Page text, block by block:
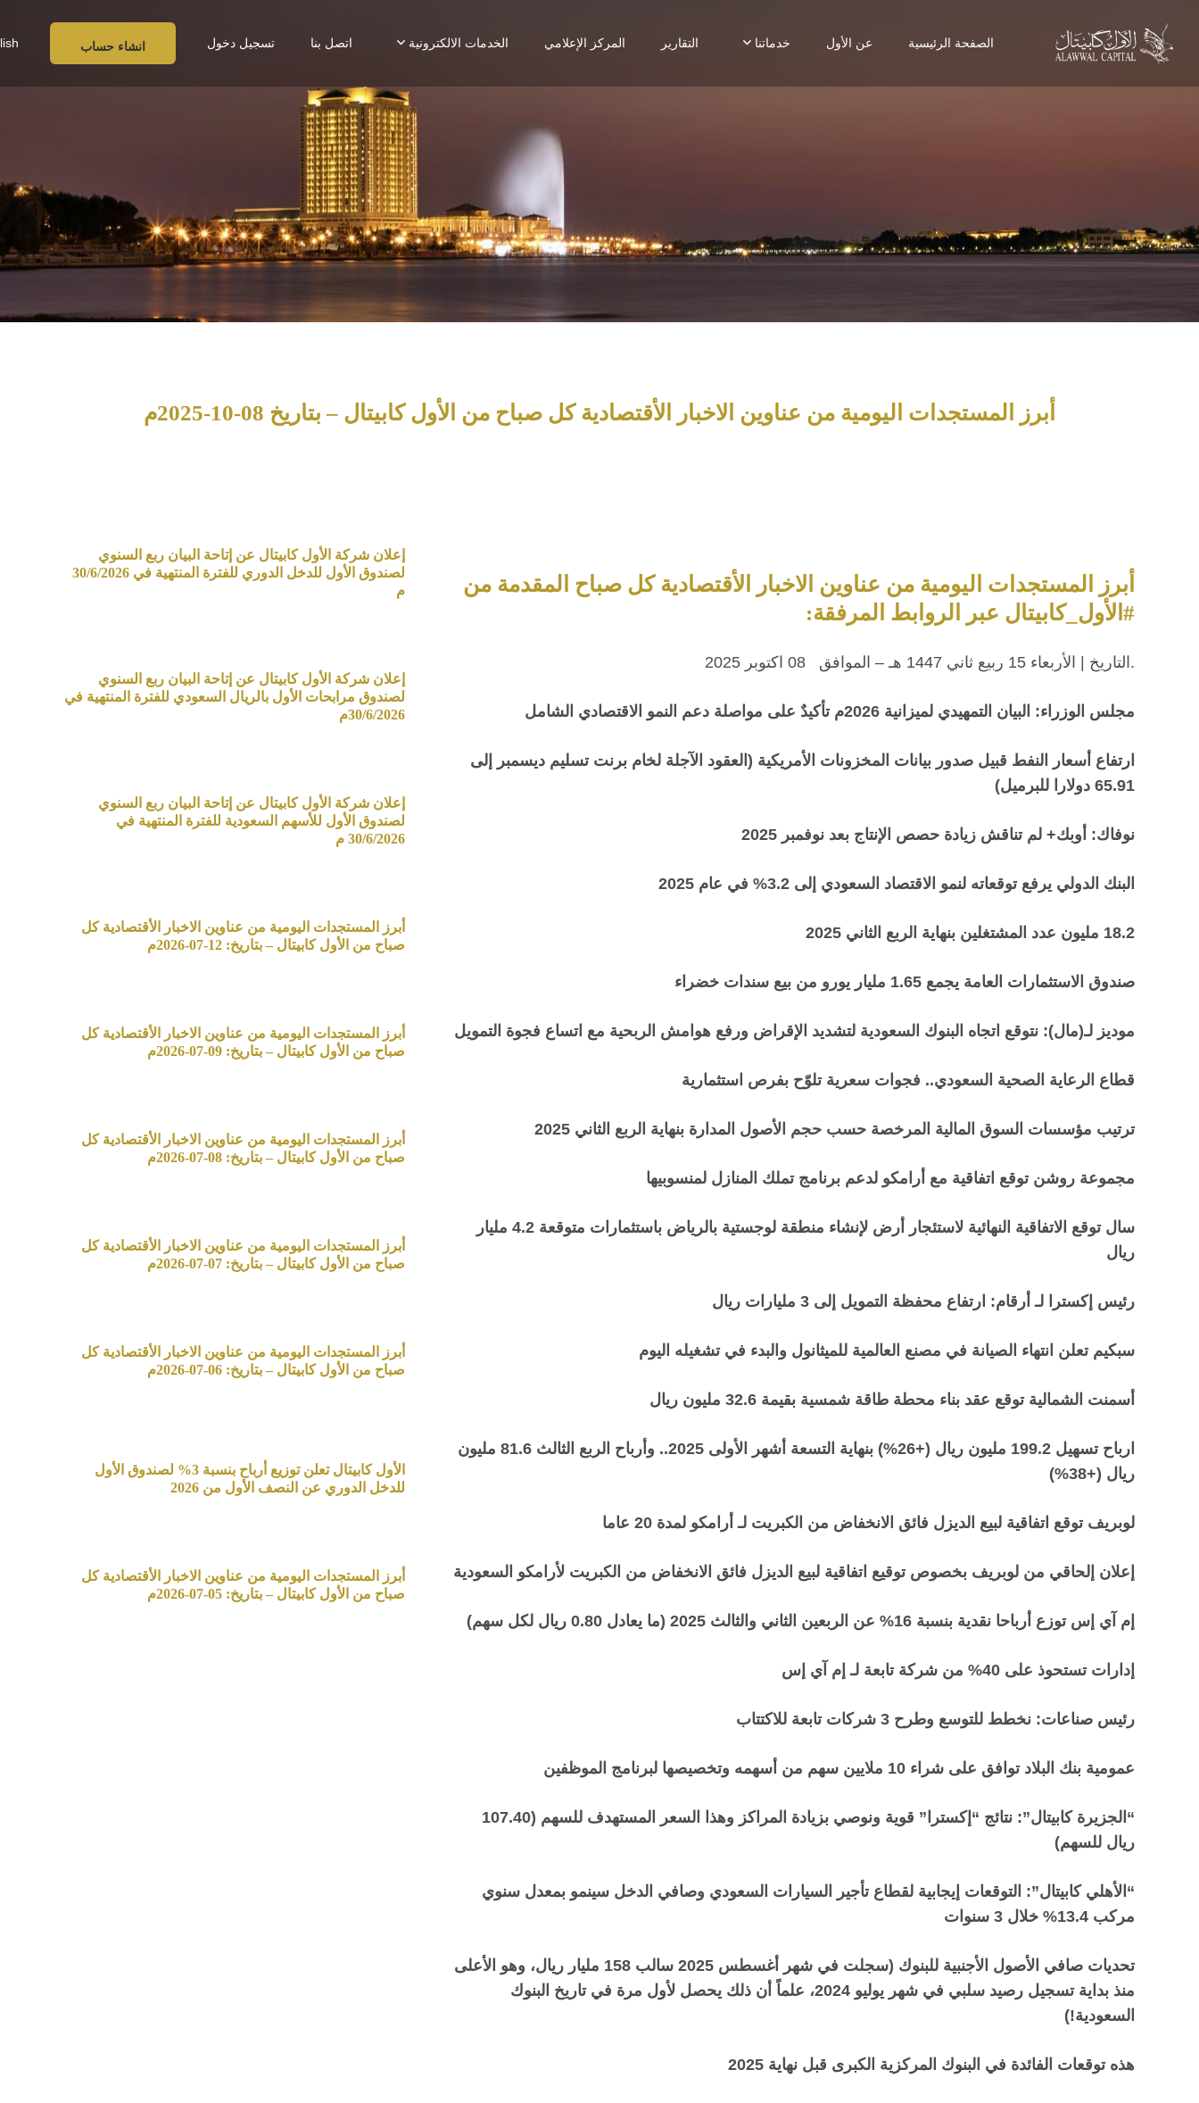
الصفحة الرئيسية عن الأول خدماتنا التقارير المركز الإعلامي الخدمات الالكترونية اتصل بنا تسجيل دخول انشاء حساب
أبرز المستجدات اليومية من عناوين الاخبار الأقتصادية كل صباح من الأول كابيتال – بتاريخ 08-10-2025م
أبرز المستجدات اليومية من عناوين الاخبار الأقتصادية كل صباح المقدمة من
#الأول_كابيتال عبر الروابط المرفقة:
.التاريخ | الأربعاء 15 ربيع ثاني 1447 هـ – الموافق 08 اكتوبر 2025
مجلس الوزراء: البيان التمهيدي لميزانية 2026م تأكيدٌ على مواصلة دعم النمو الاقتصادي الشامل
ارتفاع أسعار النفط قبيل صدور بيانات المخزونات الأمريكية (العقود الآجلة لخام برنت تسليم ديسمبر إلى
65.91 دولارا للبرميل)
نوفاك: أوبك+ لم تناقش زيادة حصص الإنتاج بعد نوفمبر 2025
البنك الدولي يرفع توقعاته لنمو الاقتصاد السعودي إلى 3.2% في عام 2025
18.2 مليون عدد المشتغلين بنهاية الربع الثاني 2025
صندوق الاستثمارات العامة يجمع 1.65 مليار يورو من بيع سندات خضراء
موديز لـ(مال): نتوقع اتجاه البنوك السعودية لتشديد الإقراض ورفع هوامش الربحية مع اتساع فجوة التمويل
قطاع الرعاية الصحية السعودي.. فجوات سعرية تلوّح بفرص استثمارية
ترتيب مؤسسات السوق المالية المرخصة حسب حجم الأصول المدارة بنهاية الربع الثاني 2025
مجموعة روشن توقع اتفاقية مع أرامكو لدعم برنامج تملك المنازل لمنسوبيها
سال توقع الاتفاقية النهائية لاستئجار أرض لإنشاء منطقة لوجستية بالرياض باستثمارات متوقعة 4.2 مليار
ريال
رئيس إكسترا لـ أرقام: ارتفاع محفظة التمويل إلى 3 مليارات ريال
سبكيم تعلن انتهاء الصيانة في مصنع العالمية للميثانول والبدء في تشغيله اليوم
أسمنت الشمالية توقع عقد بناء محطة طاقة شمسية بقيمة 32.6 مليون ريال
ارباح تسهيل 199.2 مليون ريال (+26%) بنهاية التسعة أشهر الأولى 2025.. وأرباح الربع الثالث 81.6 مليون
ريال (+38%)
لوبريف توقع اتفاقية لبيع الديزل فائق الانخفاض من الكبريت لـ أرامكو لمدة 20 عاما
إعلان إلحاقي من لوبريف بخصوص توقيع اتفاقية لبيع الديزل فائق الانخفاض من الكبريت لأرامكو السعودية
إم آي إس توزع أرباحا نقدية بنسبة 16% عن الربعين الثاني والثالث 2025 (ما يعادل 0.80 ريال لكل سهم)
إدارات تستحوذ على 40% من شركة تابعة لـ إم آي إس
رئيس صناعات: نخطط للتوسع وطرح 3 شركات تابعة للاكتتاب
عمومية بنك البلاد توافق على شراء 10 ملايين سهم من أسهمه وتخصيصها لبرنامج الموظفين
“الجزيرة كابيتال”: نتائج “إكسترا” قوية ونوصي بزيادة المراكز وهذا السعر المستهدف للسهم (107.40
ريال للسهم)
“الأهلي كابيتال”: التوقعات إيجابية لقطاع تأجير السيارات السعودي وصافي الدخل سينمو بمعدل سنوي
مركب 13.4% خلال 3 سنوات
تحديات صافي الأصول الأجنبية للبنوك (سجلت في شهر أغسطس 2025 سالب 158 مليار ريال، وهو الأعلى
منذ بداية تسجيل رصيد سلبي في شهر يوليو 2024، علماً أن ذلك يحصل لأول مرة في تاريخ البنوك
السعودية!)
هذه توقعات الفائدة في البنوك المركزية الكبرى قبل نهاية 2025
إعلان شركة الأول كابيتال عن إتاحة البيان ربع السنوي
م
إعلان شركة الأول كابيتال عن إتاحة البيان ربع السنوي
لصندوق مرابحات الأول بالريال السعودي للفترة المنتهية في
30/6/2026م
إعلان شركة الأول كابيتال عن إتاحة البيان ربع السنوي
لصندوق الأول للأسهم السعودية للفترة المنتهية في
30/6/2026 م
أبرز المستجدات اليومية من عناوين الاخبار الأقتصادية كل
صباح من الأول كابيتال – بتاريخ: 12-07-2026م
أبرز المستجدات اليومية من عناوين الاخبار الأقتصادية كل
صباح من الأول كابيتال – بتاريخ: 09-07-2026م
أبرز المستجدات اليومية من عناوين الاخبار الأقتصادية كل
صباح من الأول كابيتال – بتاريخ: 08-07-2026م
أبرز المستجدات اليومية من عناوين الاخبار الأقتصادية كل
صباح من الأول كابيتال – بتاريخ: 07-07-2026م
أبرز المستجدات اليومية من عناوين الاخبار الأقتصادية كل
صباح من الأول كابيتال – بتاريخ: 06-07-2026م
الأول كابيتال تعلن توزيع أرباح بنسبة 3% لصندوق الأول
للدخل الدوري عن النصف الأول من 2026
أبرز المستجدات اليومية من عناوين الاخبار الأقتصادية كل
صباح من الأول كابيتال – بتاريخ: 05-07-2026م